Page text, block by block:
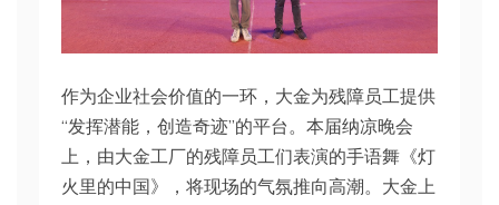
作为企业社会价值的一环，大金为残障员工提供
“发挥潜能，创造奇迹”的平台。本届纳凉晚会
上，由大金工厂的残障员工们表演的手语舞《灯
火里的中国》，将现场的气氛推向高潮。大金上